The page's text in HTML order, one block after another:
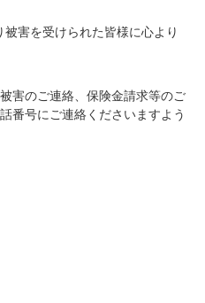
害を受けられた皆様に心より
害のご連絡、保険金請求等のご
番号にご連絡くださいますよう